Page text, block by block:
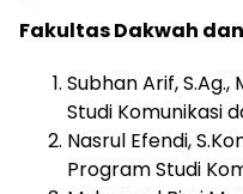
Fakultas Dakwah
Subhan Arif,
Studi Komunikasi
Nasrul Efendi,
Program Studi